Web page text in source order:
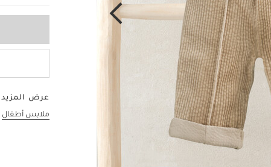
عرض المزيد
ملابس أطفال